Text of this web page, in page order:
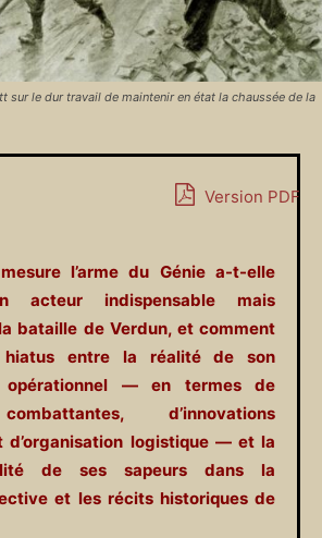
sur le dur travail de maintenir en état la chaussée de la
Version PDF
l’arme du Génie a-t-elle
acteur indispensable mais
bataille de Verdun, et comment
hiatus entre la réalité de son
opérationnel — en termes de
d’innovations
d’organisation logistique — et la
de ses sapeurs dans la
et les récits historiques de